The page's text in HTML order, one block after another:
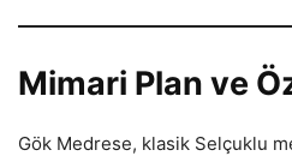
Mimari Plan ve
Gök Medrese, klasik Selçuklu